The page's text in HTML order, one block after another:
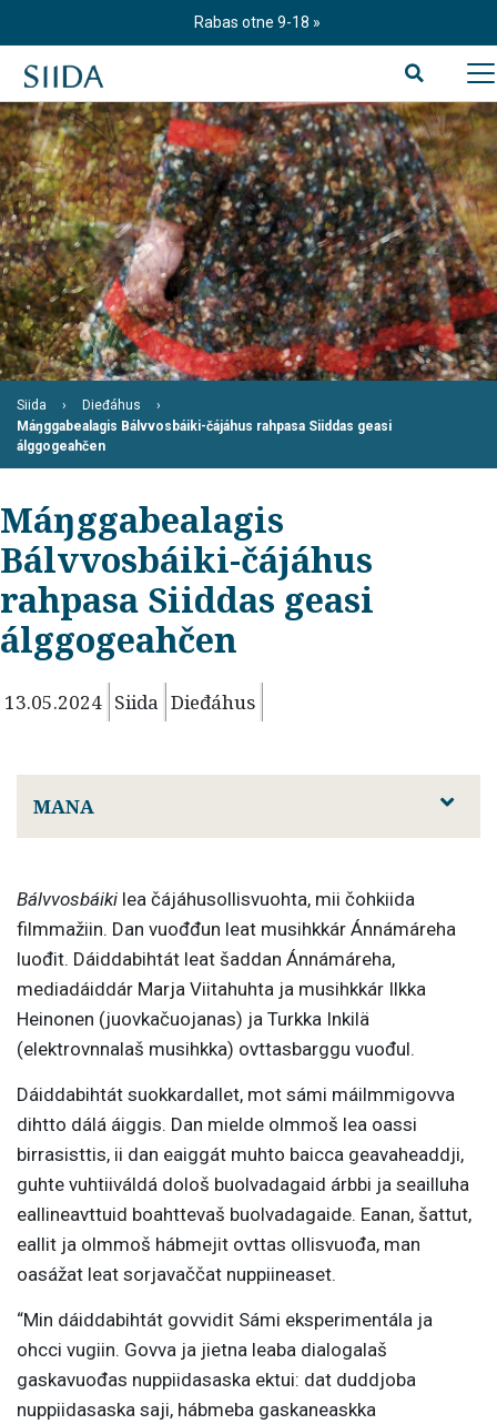
t
o
c
o
n
t
e
n
t
Rabas otne 9-18
Siida
Dieđáhus
Máŋggabealagis Bálvvosbáiki-čájáhus rahpasa Siiddas geasi
álggogeahčen
Máŋggabealagis
Bálvvosbáiki-čájáhus
rahpasa Siiddas geasi
álggogeahčen
13.05.2024 Siida Dieđáhus
MANA
Bálvvosbáiki lea čájáhusollisvuohta, mii čohkiida
filmmažiin. Dan vuođđun leat musihkkár Ánnámáreha
luođit. Dáiddabihtát leat šaddan Ánnámáreha,
mediadáiddár Marja Viitahuhta ja musihkkár Ilkka
Heinonen (juovkačuojanas) ja Turkka Inkilä
(elektrovnnalaš musihkka) ovttasbarggu vuođul.
Dáiddabihtát suokkardallet, mot sámi máilmmigovva
dihtto dálá áiggis. Dan mielde olmmoš lea oassi
birrasisttis, ii dan eaiggát muhto baicca geavaheaddji,
guhte vuhtiiváldá dološ buolvadagaid árbbi ja seailluha
eallineavttuid boahttevaš buolvadagaide. Eanan, šattut,
eallit ja olmmoš hábmejit ovttas ollisvuođa, man
oasážat leat sorjavaččat nuppiineaset.
“Min dáiddabihtát govvidit Sámi eksperimentála ja
ohcci vugiin. Govva ja jietna leaba dialogalaš
gaskavuođas nuppiidasaska ektui: dat duddjoba
nuppiidasaska saji, hábmeba gaskaneaskka